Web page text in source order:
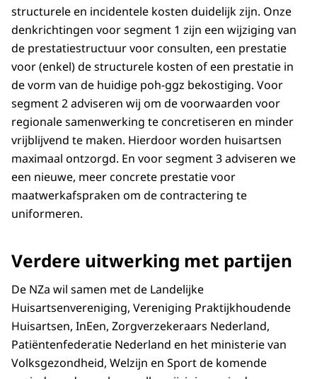
structurele en incidentele kosten duidelijk zijn. Onze
denkrichtingen voor segment 1 zijn een wijziging van
de prestatiestructuur voor consulten, een prestatie
voor (enkel) de structurele kosten of een prestatie in
de vorm van de huidige poh-ggz bekostiging. Voor
segment 2 adviseren wij om de voorwaarden voor
regionale samenwerking te concretiseren en minder
vrijblijvend te maken. Hierdoor worden huisartsen
maximaal ontzorgd. En voor segment 3 adviseren we
een nieuwe, meer concrete prestatie voor
maatwerkafspraken om de contractering te
uniformeren.
Verdere uitwerking met partijen
De NZa wil samen met de Landelijke
Huisartsenvereniging, Vereniging Praktijkhoudende
Huisartsen, InEen, Zorgverzekeraars Nederland,
Patiëntenfederatie Nederland en het ministerie van
Volksgezondheid, Welzijn en Sport de komende